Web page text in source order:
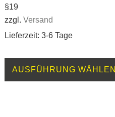
§19
zzgl. Versand
Lieferzeit: 3-6 Tage
AUSFÜHRUNG WÄHLEN